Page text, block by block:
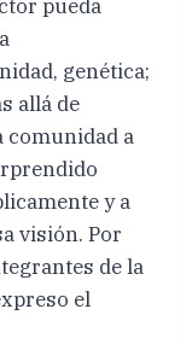
pueda
genética;
allá de
comunidad a
y a
visión. Por
de la
el